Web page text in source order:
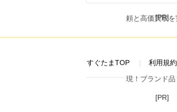
[PR]
すぐたまTOP 利用規約
[PR]